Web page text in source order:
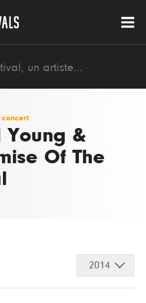
concert
Young &
Of The
2014